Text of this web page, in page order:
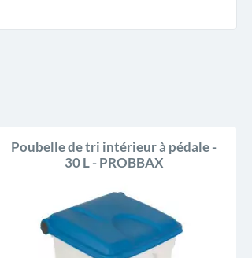
Poubelle de tri intérieur à pédale -
30 L - PROBBAX